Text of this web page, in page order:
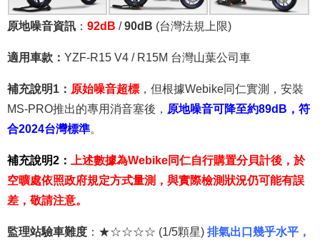
原地噪音資訊 ： 92dB /90dB (台灣法規上限)
適用車款： YZF-R15 V4 / R15M 台灣山葉公司車
補充說明1： 原始噪音超標 ，但根據Webike同仁實測，安裝
MS-PRO推出的專用消音塞後， 原地噪音可降至約89dB，符
合2024台灣標準。
補充說明2：
上述數據為Webike同仁自行購置分貝計後，於
空曠處依照政府規定方式量測，與實際檢測狀況仍可能有誤
差，敬請注意。
監理站驗車難度 ：★☆☆☆☆ (1/5顆星) 排氣出口幾乎水平，